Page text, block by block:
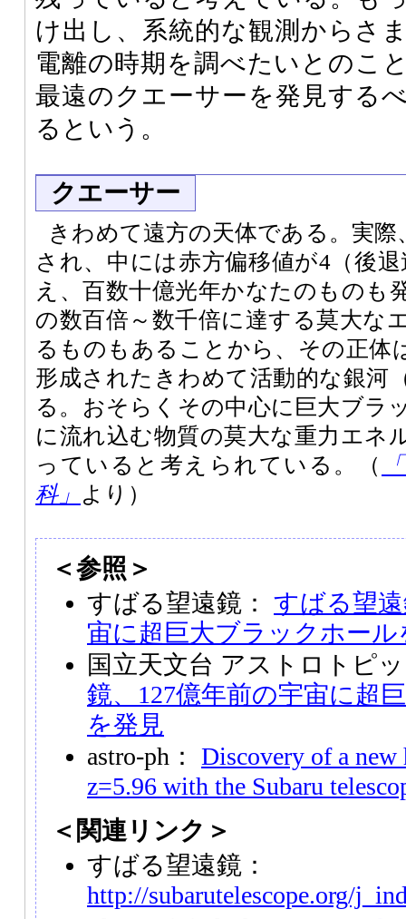
け出し、系統的な観測からさ
電離の時期を調べたいとのこ
最遠のクエーサーを発見する
るという。
クエーサー
きわめて遠方の天体である。実際
され、中には赤方偏移値が4（後
え、百数十億光年かなたのものも
の数百倍～数千倍に達する莫大な
るものもあることから、その正体
形成されたきわめて活動的な銀河
る。おそらくその中心に巨大ブラ
に流れ込む物質の莫大な重力エネ
っていると考えられている。（
科」 より）
＜参照＞
すばる望遠鏡： すばる望
宙に超巨大ブラックホール
国立天文台 アストロトピ
鏡、127億年前の宇宙に超
を発見
astro-ph： Discovery of a
z=5.96 with the Subaru
＜関連リンク＞
すばる望遠鏡：
http://subarutelescope.org/